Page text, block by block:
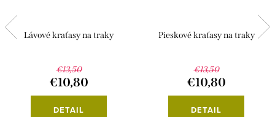
Lávové kraťasy na traky
€13,50
€10,80
DETAIL
Pieskové kraťasy na traky
€13,50
€10,80
DETAIL